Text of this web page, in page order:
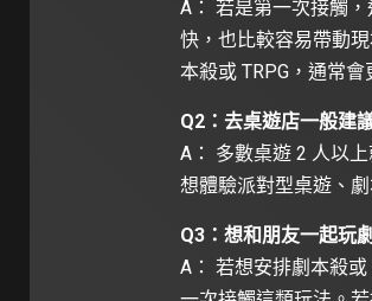
A： 若是第一次接觸
快，也比較容易帶動
本殺或 TRPG，通常會
Q2：去桌遊店一般建
A： 多數桌遊 2 人以
想體驗派對型桌遊、
Q3：想和朋友一起玩
A： 若想安排劇本殺